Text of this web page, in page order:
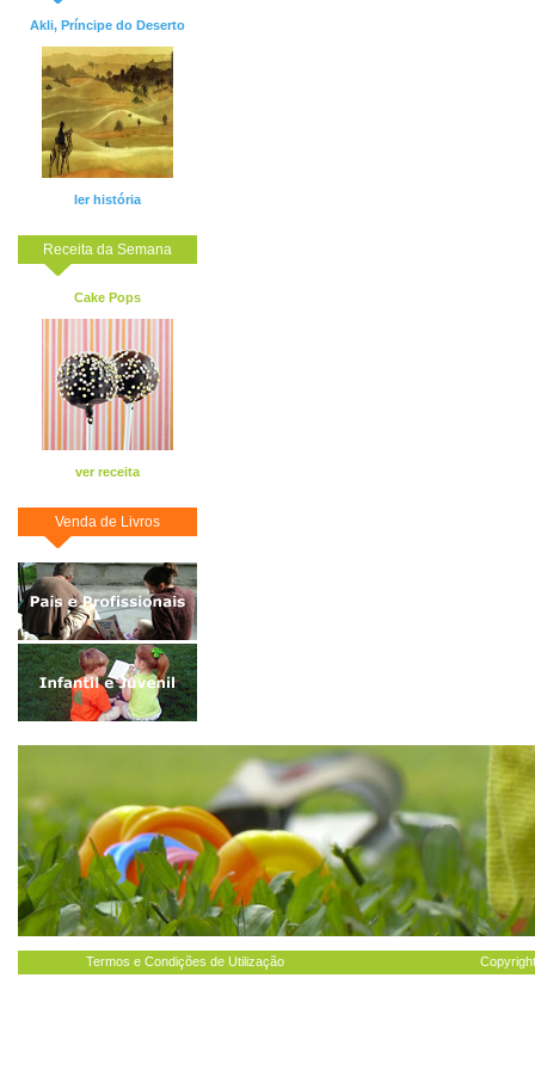
Akli, Príncipe do Deserto
ler história
Receita da Semana
Cake Pops
ver receita
Venda de Livros
Termos e Condições de Utilização